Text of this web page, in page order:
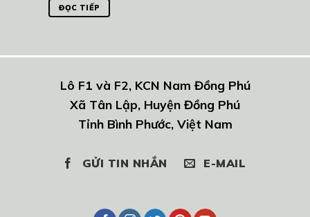
hạng5.00
5 sao
ĐỌC TIẾP
Lô F1 và F2, KCN Nam Đồng Phú
Xã Tân Lập, Huyện Đồng Phú
Tỉnh Bình Phước, Việt Nam
GỬI TIN NHẮN E-MAIL